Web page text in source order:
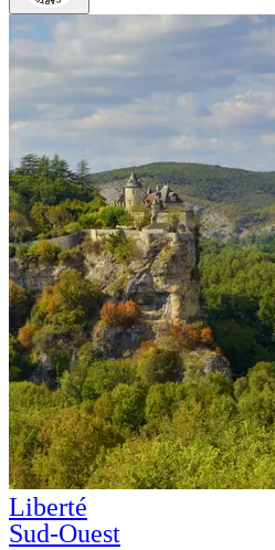
Liberté
Sud-Ouest